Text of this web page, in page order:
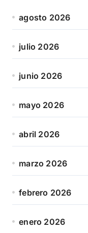
agosto 2026
julio 2026
junio 2026
mayo 2026
abril 2026
marzo 2026
febrero 2026
enero 2026